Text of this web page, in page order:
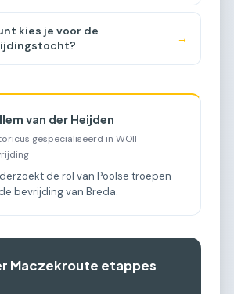
kies je voor de
→
van der Heijden
gespecialiseerd in WOII
de rol van Poolse troepen
bevrijding van Breda.
Maczekroute etappes